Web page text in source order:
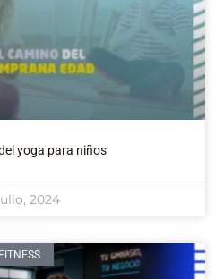
yoga para niños
2024